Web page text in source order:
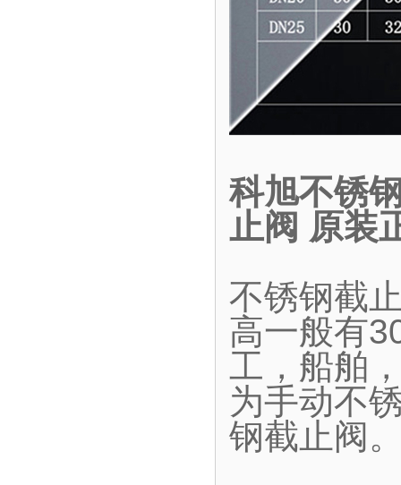
科旭不锈
止阀 原装
不锈钢截
高一般有
工，船舶
为手动不
钢截止阀